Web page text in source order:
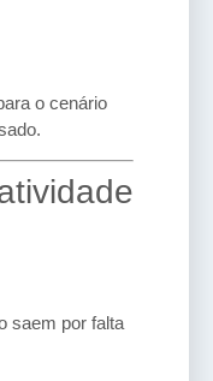
o cenário
saem por falta